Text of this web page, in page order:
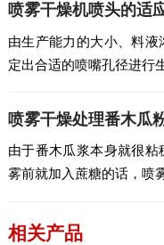
喷雾干燥机喷头的适
由生产能力的大小、料
定出合适的喷嘴孔径进行
喷雾干燥处理番木瓜
由于番木瓜浆本身就很
雾前就加入蔗糖的话，喷
相关产品